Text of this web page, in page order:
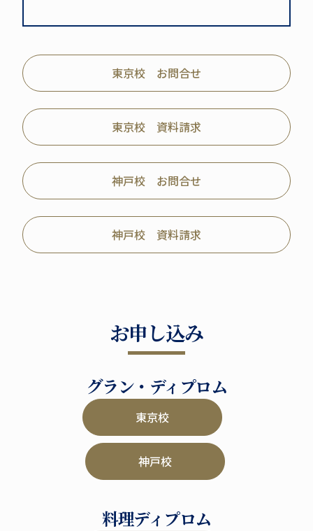
東京校 お問合せ
東京校 資料請求
神戸校 お問合せ
神戸校 資料請求
お申し込み
グラン・ディプロム
東京校
神戸校
料理ディプロム